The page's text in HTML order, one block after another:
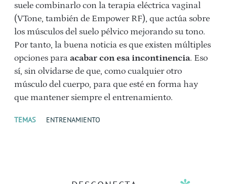
suele combinarlo con la terapia eléctrica vaginal
(VTone, también de Empower RF), que actúa sobre
los músculos del suelo pélvico mejorando su tono.
Por tanto, la buena noticia es que existen múltiples
opciones para acabar con esa incontinencia. Eso
sí, sin olvidarse de que, como cualquier otro
músculo del cuerpo, para que esté en forma hay
que mantener siempre el entrenamiento.
TEMAS ENTRENAMIENTO